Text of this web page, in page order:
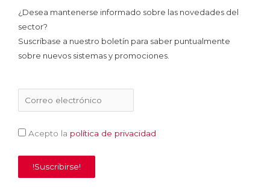
k n
a
m
¿Desea mantenerse informado sobre las novedades del
sector?
Suscríbase a nuestro boletín para saber puntualmente
sobre nuevos sistemas y promociones.
Acepto la política de privacidad